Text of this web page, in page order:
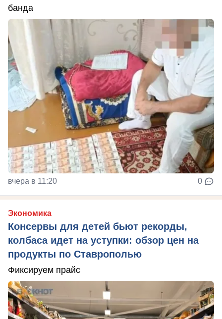
банда
вчера в 11:20 0
Экономика
Консервы для детей бьют рекорды,
колбаса идет на уступки: обзор цен на
продукты по Ставрополью
Фиксируем прайс